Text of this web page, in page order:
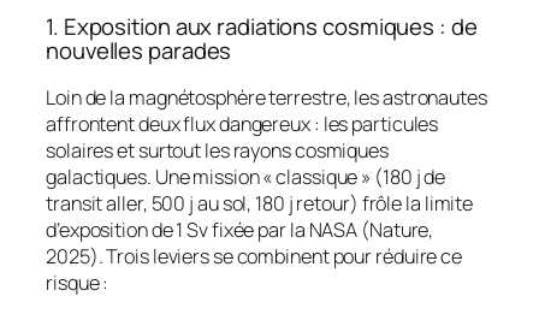
1. Exposition aux radiations cosmiques : de
nouvelles parades
Loin de la magnétosphère terrestre, les astronautes
affrontent deux flux dangereux : les particules
solaires et surtout les rayons cosmiques
galactiques. Une mission « classique » (180 j de
transit aller, 500 j au sol, 180 j retour) frôle la limite
d’exposition de 1 Sv fixée par la NASA (Nature,
2025). Trois leviers se combinent pour réduire ce
risque :